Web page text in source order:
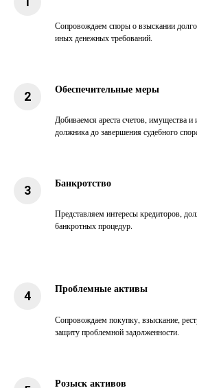
Сопровождаем споры о взыскании
иных денежных требований.
Обеспечительные меры
Добиваемся ареста счетов, имущества
должника до завершения судебного
Банкротство
Представляем интересы кредиторов,
банкротных процедур.
Проблемные активы
Сопровождаем покупку, взыскание,
защиту проблемной задолженности.
Розыск активов